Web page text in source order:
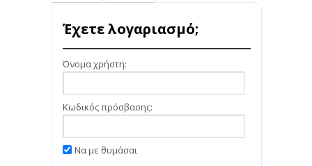
Έχετε λογαριασμό;
Όνομα χρήστη:
Κωδικός πρόσβασης:
Να με θυμάσαι